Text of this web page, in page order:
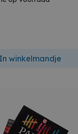
In winkelmandje